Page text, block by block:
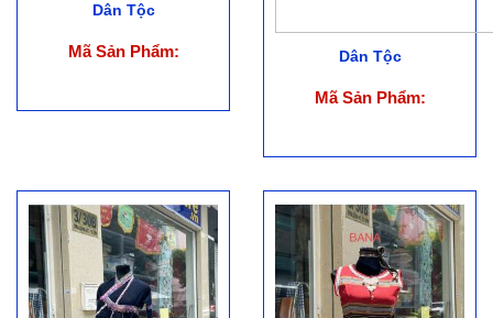
Dân Tộc
Mã Sản Phẩm: Dân Tộc
Mã Sản Phẩm: